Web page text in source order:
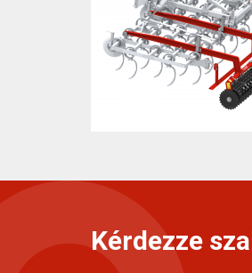
Kérdezze